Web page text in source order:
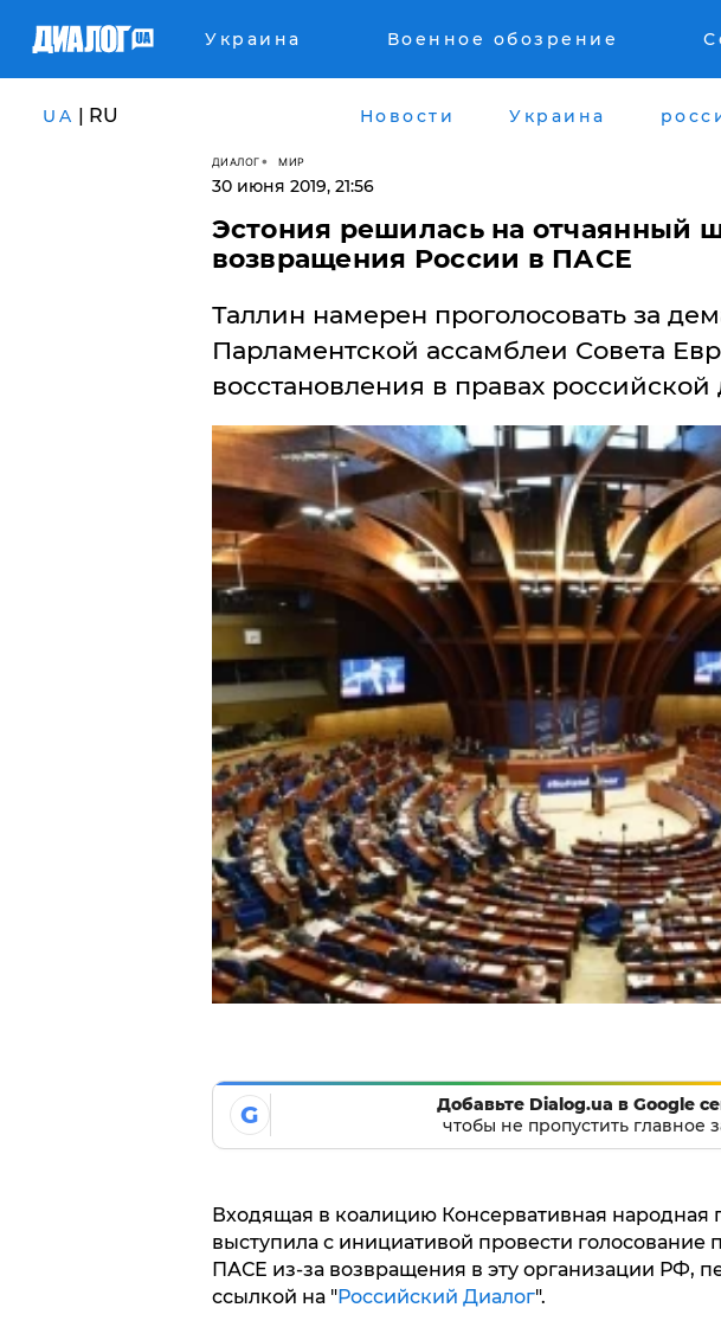
Украина Военное обозрение
UA | RU Новости Украина
ДИАЛОГ МИР
30 июня 2019, 21:56
​Эстония решилась на отчаянный
возвращения России в ПАСЕ
Таллин намерен проголосовать за
Парламентской ассамблеи Совета
восстановления в правах российской
G
Добавьте Dialog.ua в Google
чтобы не пропустить главное
Входящая в коалицию Консервативная народная
выступила с инициативой провести голосование
ПАСЕ из-за возвращения в эту организации РФ,
ссылкой на "Российский Диалог".